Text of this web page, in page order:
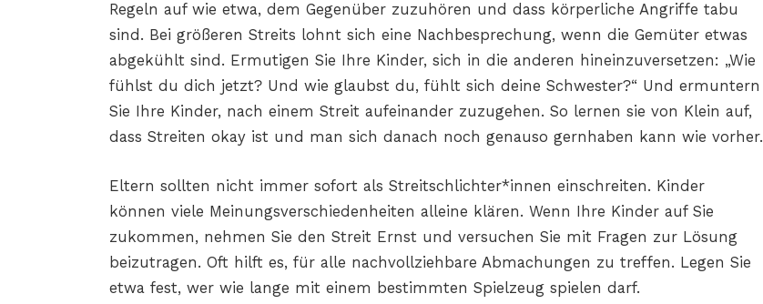
Regeln auf wie etwa, dem Gegenüber zuzuhören und dass körperliche Angriffe tabu
sind. Bei größeren Streits lohnt sich eine Nachbesprechung, wenn die Gemüter etwas
abgekühlt sind. Ermutigen Sie Ihre Kinder, sich in die anderen hineinzuversetzen: „Wie
fühlst du dich jetzt? Und wie glaubst du, fühlt sich deine Schwester?“ Und ermuntern
Sie Ihre Kinder, nach einem Streit aufeinander zuzugehen. So lernen sie von Klein auf,
dass Streiten okay ist und man sich danach noch genauso gernhaben kann wie vorher.
Eltern sollten nicht immer sofort als Streitschlichter*innen einschreiten. Kinder
können viele Meinungsverschiedenheiten alleine klären. Wenn Ihre Kinder auf Sie
zukommen, nehmen Sie den Streit Ernst und versuchen Sie mit Fragen zur Lösung
beizutragen. Oft hilft es, für alle nachvollziehbare Abmachungen zu treffen. Legen Sie
etwa fest, wer wie lange mit einem bestimmten Spielzeug spielen darf.